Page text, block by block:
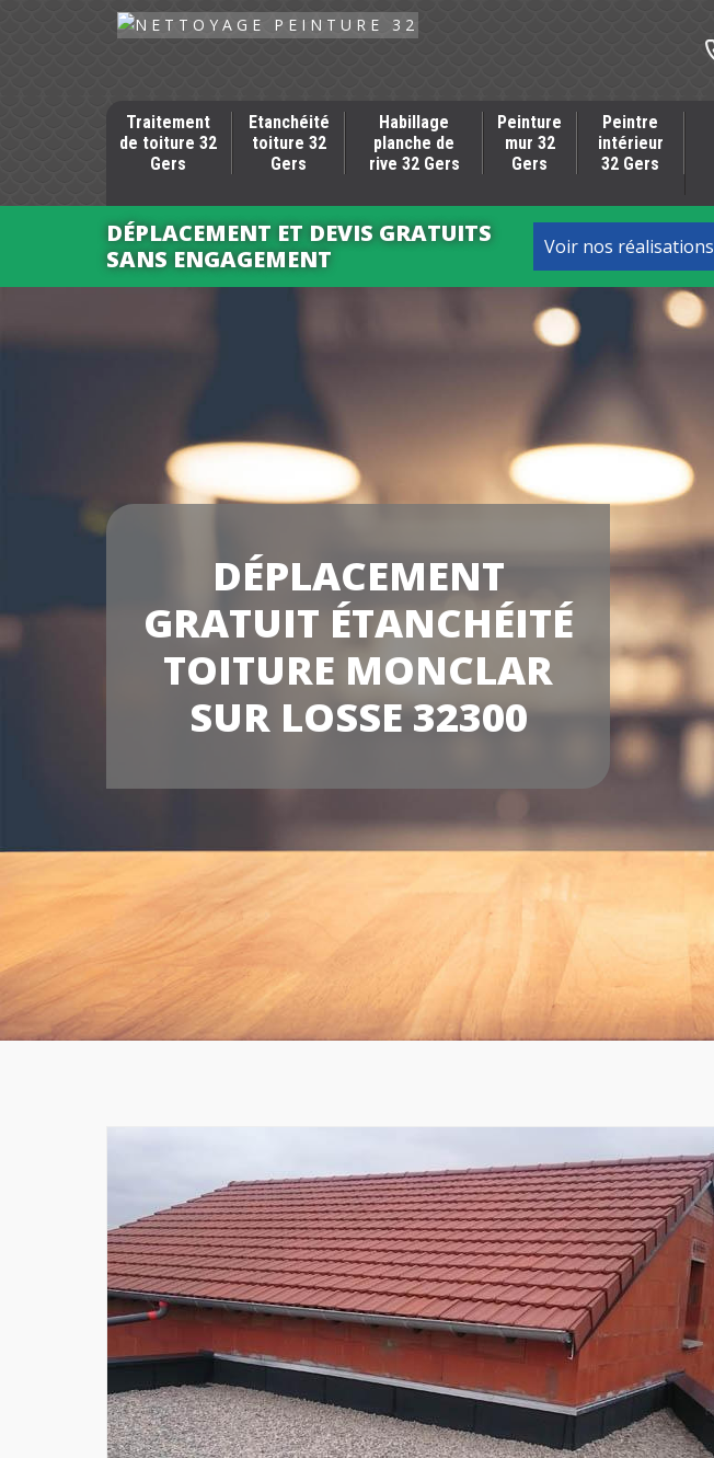
Traitement
de toiture 32
Gers
Etanchéité
toiture 32
Gers
Habillage
planche de
rive 32 Gers
Peinture
mur 32
Gers
Peintre
intérieur
32 Gers
DÉPLACEMENT ET DEVIS GRATUITS
SANS ENGAGEMENT
Voir nos réalisations
DÉPLACEMENT
GRATUIT ÉTANCHÉITÉ
TOITURE MONCLAR
SUR LOSSE 32300